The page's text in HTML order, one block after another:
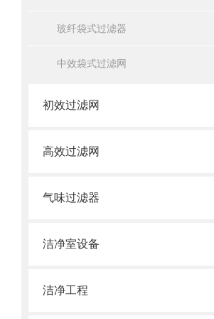
玻纤袋式过滤器
中效袋式过滤网
初效过滤网
高效过滤网
气味过滤器
洁净室设备
洁净工程